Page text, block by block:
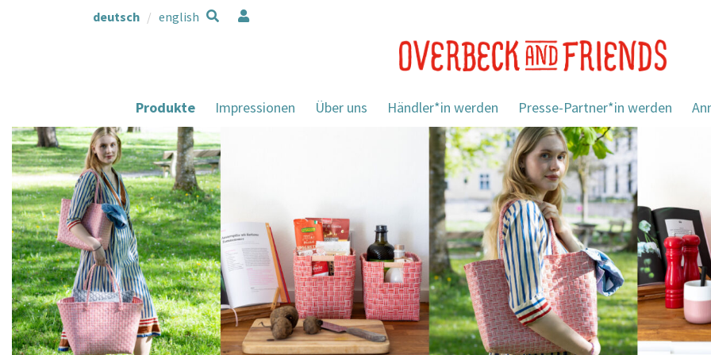
deutsch english
Produkte Impressionen Über uns Händler*in werden Presse-Partner*in werden